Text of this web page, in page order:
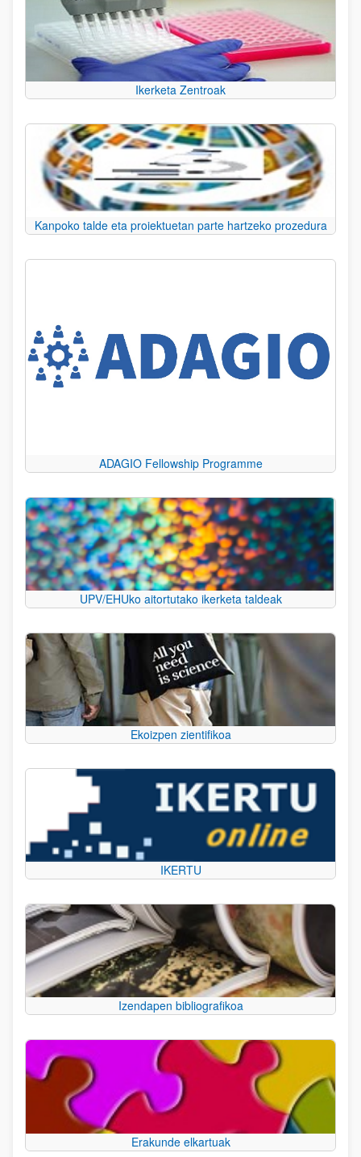
Ikerketa Zentroak
Kanpoko talde eta proiektuetan parte hartzeko prozedura
ADAGIO Fellowship Programme
UPV/EHUko aitortutako ikerketa taldeak
Ekoizpen zientifikoa
IKERTU
Izendapen bibliografikoa
Erakunde elkartuak